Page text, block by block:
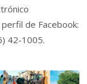
de Facebook:
42-1005.